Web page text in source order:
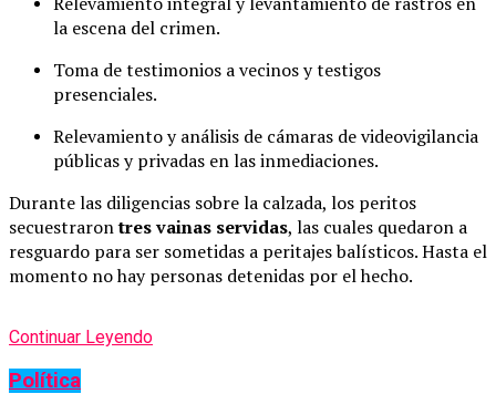
la escena del crimen.
Toma de testimonios a vecinos y testigos
presenciales.
Relevamiento y análisis de cámaras de videovigilancia
públicas y privadas en las inmediaciones.
Durante las diligencias sobre la calzada, los peritos
secuestrarontres vainas servidas, las cuales quedaron a
resguardo para ser sometidas a peritajes balísticos. Hasta el
momento no hay personas detenidas por el hecho.
Continuar Leyendo
Política